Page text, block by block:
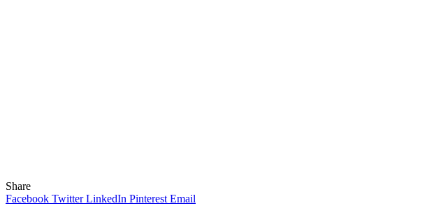
Share
Facebook Twitter LinkedIn Pinterest Email